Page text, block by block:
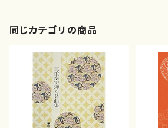
同じカテゴリの商品